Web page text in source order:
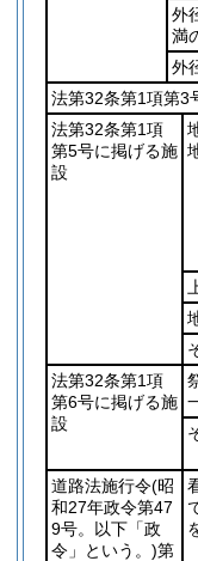
外
満
外
法第32条第1項第3
法第32条第1項
第5号に掲げる施
設
法第32条第1項
第6号に掲げる施
設
道路法施行令(昭
和27年政令第47
9号。以下「政
令」という。)第